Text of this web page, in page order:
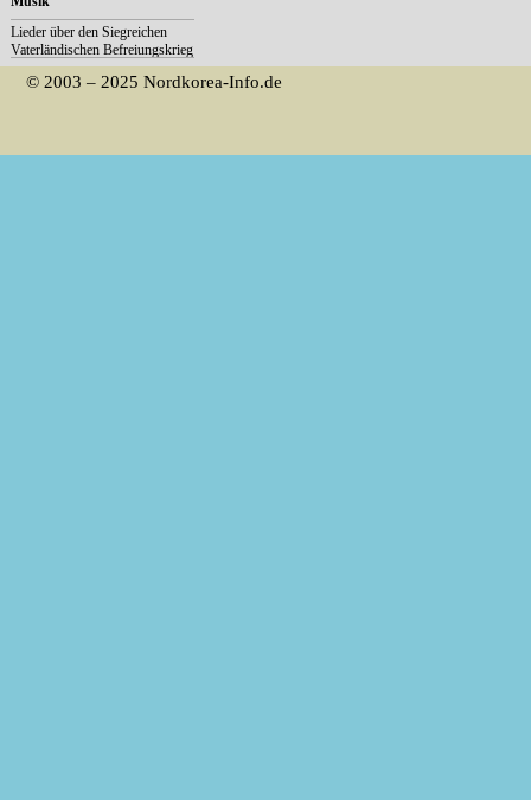
Befreiungskrieg (2016)
Lieder über den Siegreichen
Vaterländischen Befreiungskrieg
© 2003 – 2025 Nordkorea-Info.de